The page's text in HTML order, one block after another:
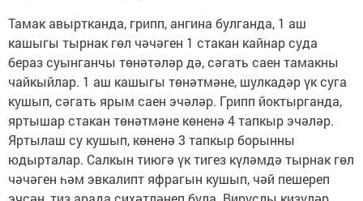
Тамак авыртканда, грипп, ангина булганда, 1 аш
кашыгы тырнак гөл чәчәген 1 стакан кайнар суда
бераз суынганчы төнәтәләр дә, сәгать саен тамакны
чайкыйлар. 1 аш кашыгы төнәтмәне, шулкадәр үк суга
кушып, сәгать ярым саен эчәләр. Грипп йоктырганда,
яртышар стакан төнәтмәне көненә 4 тапкыр эчәләр.
Яртылаш су кушып, көненә 3 тапкыр борынны
юдырталар. Салкын тиюгә үк тигез күләмдә тырнак гөл
чәчәген һәм эвкалипт яфрагын кушып, чәй пешереп